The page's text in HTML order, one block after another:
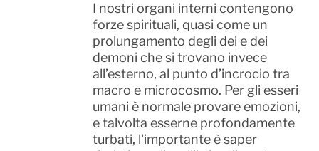
I nostri organi interni contengono
forze spirituali, quasi come un
prolungamento degli dei e dei
demoni che si trovano invece
all’esterno, al punto d’incrocio tra
macro e microcosmo. Per gli esseri
umani è normale provare emozioni,
e talvolta esserne profondamente
turbati, l'importante è saper